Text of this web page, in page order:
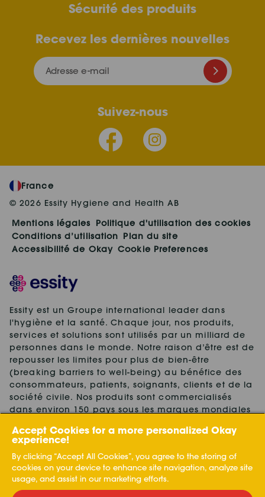
Sécurité des produits
Recevez les dernières nouvelles
Adresse e-mail
Suivez-nous
France
© 2026 Essity Hygiene and Health AB
Mentions légales
Politique d'utilisation des cookies
Conditions d’utilisation Plan du site
Accessibilité de Okay Cookie Preferences
Essity est un Groupe international leader dans
l'hygiène et la santé. Chaque jour, nos produits,
services et solutions sont utilisés par un milliard de
personnes dans le monde. Notre raison d’être est de
repousser les limites pour plus de bien-être
(breaking barriers to well-being) au bénéfice des
consommateurs, patients, soignants, clients et de la
société civile. Nos produits sont commercialisés
dans environ 150 pays sous les marques mondiales
fortes, telles que Actimove, Cutimed, JOBST, Knix,
Leukoplast, Libero, Libresse, Lotus, Modibodi,
Nosotras, Saba, Tempo, TOM Organic et Zewa. En
2024, Essity a réalisé un chiffre d'affaires net de 13
milliards d'euros et comptait environ 36.000
Accept Cookies for a more personalized Okay
experience!
By clicking “Accept All Cookies”, you agree to the storing of
cookies on your device to enhance site navigation, analyze site
usage, and assist in our marketing efforts.